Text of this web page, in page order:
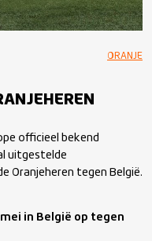
ORANJE
officieel bekend
uitgestelde
Oranjeheren tegen België.
in België op tegen